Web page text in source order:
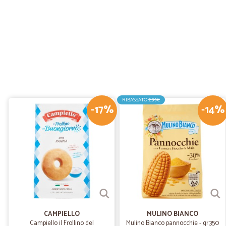
-17%
CAMPIELLO
Campiello il Frollino del
-14%
RIBASSATO2,99€
MULINO BIANCO
Mulino Bianco pannocchie - gr.350